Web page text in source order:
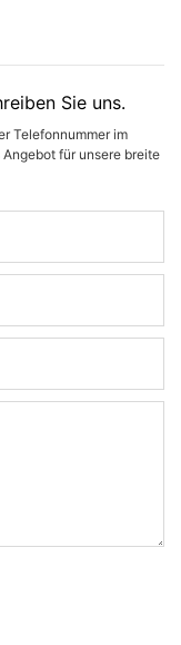
Sie uns.
Telefonnummer im
für unsere breite